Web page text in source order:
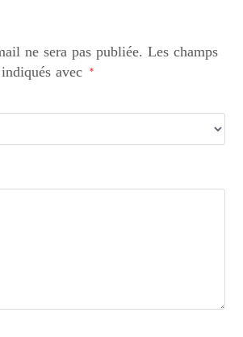
ne sera pas publiée. Les champs
avec *